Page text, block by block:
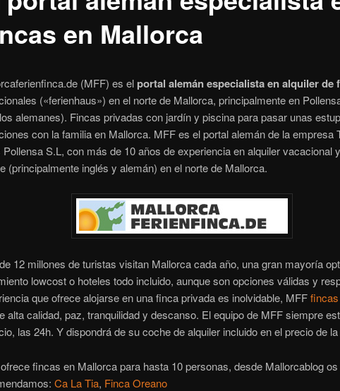
en Mallorca
(MFF) es elportal alemán especialista en alquiler de
(«ferienhaus») en el norte de Mallorca, principalmente en
alemanes). Fincas privadas con jardín y piscina para pasar unas
con la familia en Mallorca. MFF es el portal alemán de la empresa
Pollensa S.L, con más de 10 años de experiencia en alquiler vacacional
(principalmente inglés y alemán) en el norte de Mallorca.
12 millones de turistas visitan Mallorca cada año, una gran mayoría
lowcost o hoteles todo incluido, aunque son opciones válidas y
que ofrece alojarse en una finca privada es inolvidable, MFF
alta calidad, paz, tranquilidad y descanso. El equipo de MFF siempre
las 24h. Y dispondrá de su coche de alquiler incluido en el precio de
fincas en Mallorca para hasta 10 personas, desde Mallorcablog os
Ca La Tia, Finca Oreano